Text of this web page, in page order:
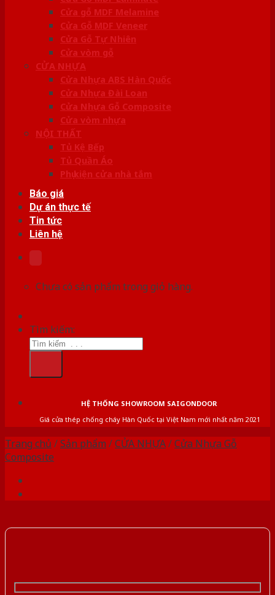
Cửa gỗ MDF Melamine
Cửa Gỗ MDF Veneer
Cửa Gỗ Tự Nhiên
Cửa vòm gỗ
CỬA NHỰA
Cửa Nhựa ABS Hàn Quốc
Cửa Nhựa Đài Loan
Cửa Nhựa Gỗ Composite
Cửa vòm nhựa
NỘI THẤT
Tủ Kệ Bếp
Tủ Quần Áo
Phụ kiện cửa nhà tắm
Báo giá
Dự án thực tế
Tin tức
Liên hệ
Chưa có sản phẩm trong giỏ hàng.
Tìm kiếm:
HỆ THỐNG SHOWROOM SAIGONDOOR
Giá cửa thép chống cháy Hàn Quốc tại Việt Nam mới nhất năm 2021
Trang chủ /Sản phẩm /CỬA NHỰA/Cửa Nhựa Gỗ
Composite